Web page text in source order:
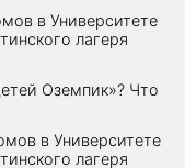
в Университете
лагеря
Оземпик»? Что
в Университете
лагеря